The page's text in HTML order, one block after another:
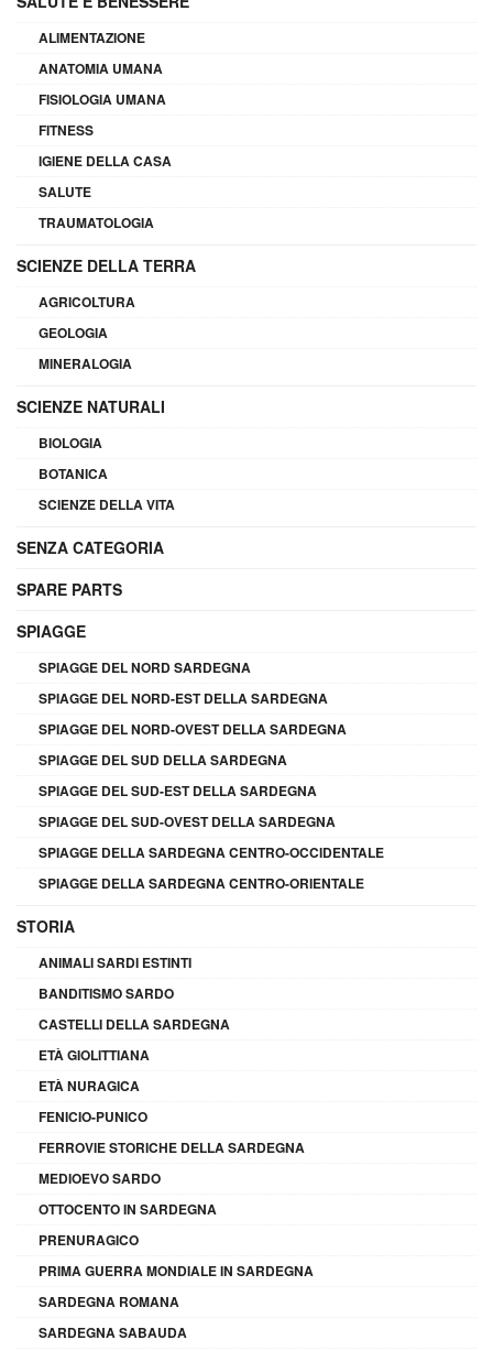
ALIMENTAZIONE
ANATOMIA UMANA
FISIOLOGIA UMANA
FITNESS
IGIENE DELLA CASA
SALUTE
TRAUMATOLOGIA
SCIENZE DELLA TERRA
AGRICOLTURA
GEOLOGIA
MINERALOGIA
SCIENZE NATURALI
BIOLOGIA
BOTANICA
SCIENZE DELLA VITA
SENZA CATEGORIA
SPARE PARTS
SPIAGGE
SPIAGGE DEL NORD SARDEGNA
SPIAGGE DEL NORD-EST DELLA SARDEGNA
SPIAGGE DEL NORD-OVEST DELLA SARDEGNA
SPIAGGE DEL SUD DELLA SARDEGNA
SPIAGGE DEL SUD-EST DELLA SARDEGNA
SPIAGGE DEL SUD-OVEST DELLA SARDEGNA
SPIAGGE DELLA SARDEGNA CENTRO-OCCIDENTALE
SPIAGGE DELLA SARDEGNA CENTRO-ORIENTALE
STORIA
ANIMALI SARDI ESTINTI
BANDITISMO SARDO
CASTELLI DELLA SARDEGNA
ETÀ GIOLITTIANA
ETÀ NURAGICA
FENICIO-PUNICO
FERROVIE STORICHE DELLA SARDEGNA
MEDIOEVO SARDO
OTTOCENTO IN SARDEGNA
PRENURAGICO
PRIMA GUERRA MONDIALE IN SARDEGNA
SARDEGNA ROMANA
SARDEGNA SABAUDA